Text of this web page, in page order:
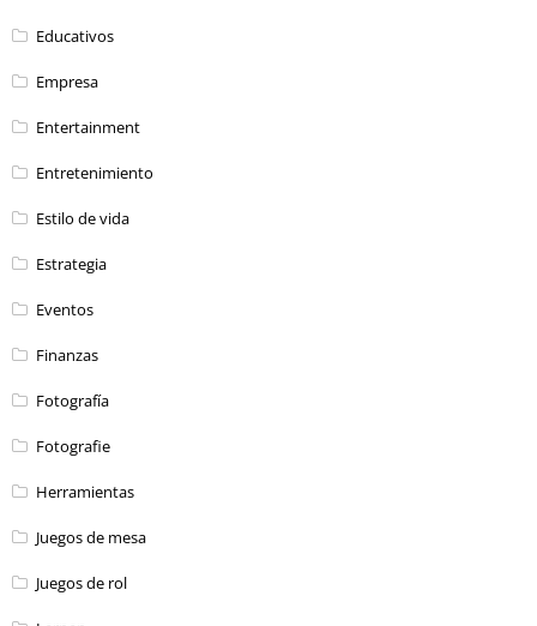
Educativos
Empresa
Entertainment
Entretenimiento
Estilo de vida
Estrategia
Eventos
Finanzas
Fotografía
Fotografie
Herramientas
Juegos de mesa
Juegos de rol